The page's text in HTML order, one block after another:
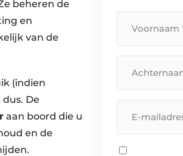
beheren de
en
van de
(indien
De
aan boord die u
en de